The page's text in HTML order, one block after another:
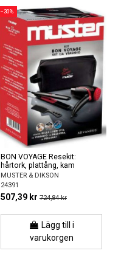
−30%
BON VOYAGE Resekit:
hårtork, plattång, kam
MUSTER & DIKSON
24391
507,39 kr 724,84 kr
Lägg till i
varukorgen